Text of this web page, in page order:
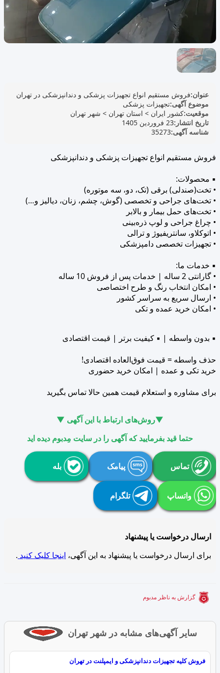
عنوان:فروش مستقیم انواع تجهیزات پزشکی و دندانپزشکی در تهران
موضوع آگهی:تجهیزات پزشکی
موقعیت:کشور ایران > استان تهران > شهر تهران
تاریخ انتشار:23 فروردین 1405
شناسه آگهی:35273
فروش مستقیم انواع تجهیزات پزشکی و دندانپزشکی
▪ محصولات:
• تخت(صندلی) برقی (تک، دو، سه موتوره)
• تخت‌های جراحی و تخصصی (گوش، چشم، زنان، دیالیز و…)
• تخت‌های حمل بیمار و بالابر
• چراغ جراحی و لوپ ذره‌بینی
• اتوکلاو، سانتریفیوژ و ترالی
• تجهیزات تخصصی دامپزشکی
▪ خدمات ما:
• گارانتی 2 ساله | خدمات پس از فروش 10 ساله
• امکان انتخاب رنگ و طرح اختصاصی
• ارسال سریع به سراسر کشور
• امکان خرید عمده و تکی
▪ بدون واسطه | ▪ کیفیت برتر | قیمت اقتصادی
حذف واسطه = قیمت فوق‌العاده اقتصادی!
خرید تکی و عمده | امکان خرید حضوری
برای مشاوره و استعلام قیمت همین حالا تماس بگیرید
▼روش‌های ارتباط با این آگهی ▼
حتما قید بفرمایید که آگهی را در سایت مِدبوم دیده اید
تماس پیامک بله
واتساپ تلگرام
ارسال درخواست یا پیشنهاد
برای ارسال درخواست یا پیشنهاد به این آگهی، اینجا کلیک کنید .
گزارش به ناظر مدبوم
سایر آگهی‌های مشابه در شهر تهران
فروش کلیه تجهیزات دندانپزشکی و ایمپلنت در تهران